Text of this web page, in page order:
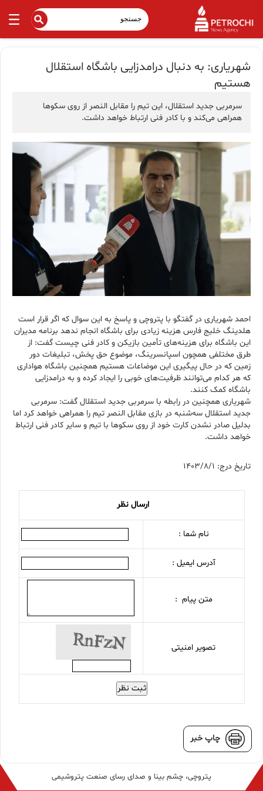
شهریاری: به دنبال درامدزایی باشگاه استقلال
هستیم
سرمربی جدید استقلال، این تیم را مقابل النصر از روی سکوها
همراهی می‌کند و با کادر فنی ارتباط خواهد داشت.
احمد شهریاری در گفتگو با پتروچی و پاسخ به این سوال که اگر قرار است
هلدینگ خلیج فارس هزینه زیادی برای باشگاه انجام ندهد برنامه مدیران
این باشگاه برای هزینه‌های تأمین بازیکن و کادر فنی چیست گفت: از
طرق مختلفی همچون اسپانسرینگ، موضوع حق پخش، تبلیغات دور
زمین که در حال پیگیری این موضاعات هستیم همچنین باشگاه هواداری
که هر کدام می‌توانند ظرفیت‌های خوبی را ایجاد کرده و به درامدزایی
باشگاه کمک کنند.
شهریاری همچنین در رابطه با سرمربی جدید استقلال گفت: سرمربی
جدید استقلال سه‌شنبه در بازی مقابل النصر تیم را همراهی خواهد کرد اما
بدلیل صادر نشدن کارت خود از روی سکوها با تیم و سایر کادر فنی ارتباط
خواهد داشت.
تاریخ درج: 1403/8/1
ارسال نظر
نام شما :
آدرس ایمیل :
متن پیام :
تصویر امنیتی
ثبت نظر
چاپ خبر
پتروچی، چشم بینا و صدای رسای صنعت پتروشیمی